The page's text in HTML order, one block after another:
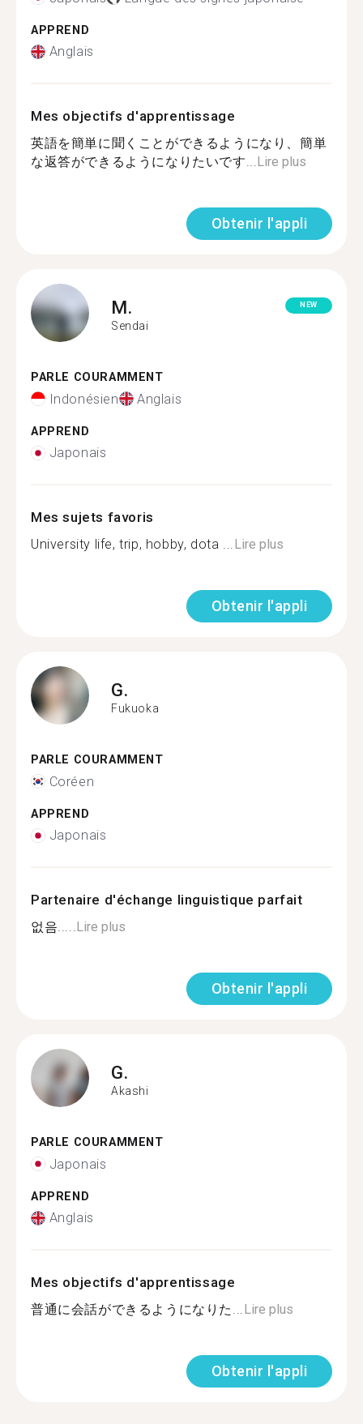
APPREND
Anglais
Mes objectifs d'apprentissage
英語を簡単に聞くことができるようになり、簡単
な返答ができるようになりたいです...Lire plus
Obtenir l'appli
M.
Sendai
NEW
PARLE COURAMMENT
Indonésien Anglais
APPREND
Japonais
Mes sujets favoris
University life, trip, hobby, dota ...Lire plus
Obtenir l'appli
G.
Fukuoka
PARLE COURAMMENT
Coréen
APPREND
Japonais
Partenaire d'échange linguistique parfait
없음.....Lire plus
Obtenir l'appli
G.
Akashi
PARLE COURAMMENT
Japonais
APPREND
Anglais
Mes objectifs d'apprentissage
普通に会話ができるようになりた...Lire plus
Obtenir l'appli